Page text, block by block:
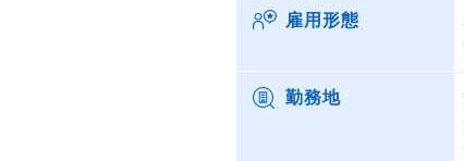
雇用形態
勤務地